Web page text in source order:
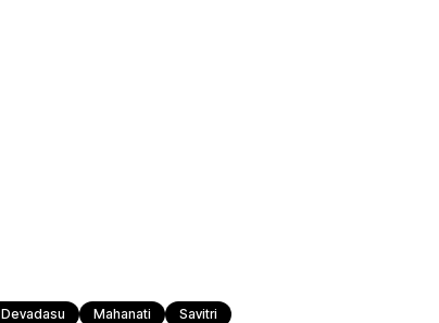
Devadasu Mahanati Savitri